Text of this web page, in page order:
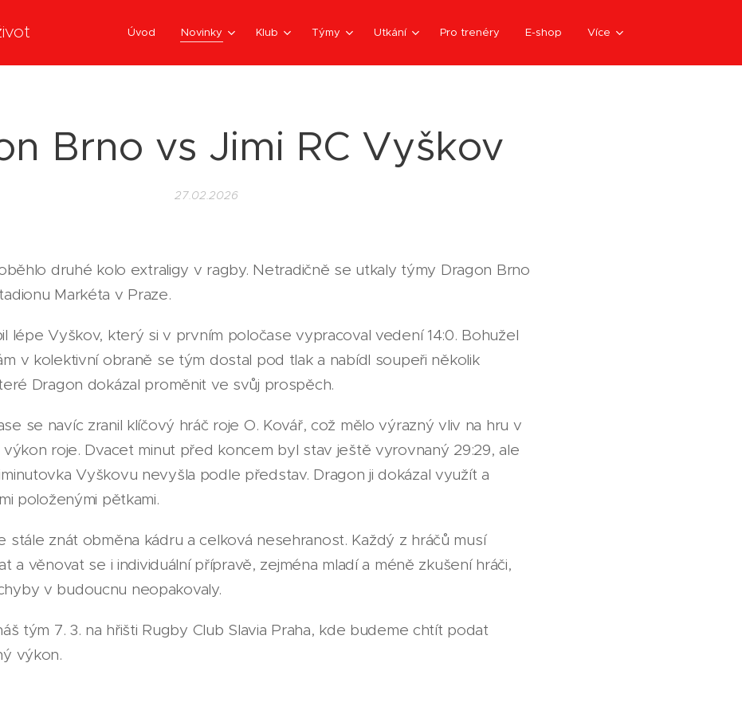
Úvod Novinky Klub Týmy Utkání Pro trenéry E-shop Více
Brno vs Jimi RC Vyškov
27.02.2026
druhé kolo extraligy v ragby. Netradičně se utkaly týmy Dragon Brno
Markéta v Praze.
lépe Vyškov, který si v prvním poločase vypracoval vedení 14:0. Bohužel
v kolektivní obraně se tým dostal pod tlak a nabídl soupeři několik
Dragon dokázal proměnit ve svůj prospěch.
se navíc zranil klíčový hráč roje O. Kovář, což mělo výrazný vliv na hru v
roje. Dvacet minut před koncem byl stav ještě vyrovnaný 29:29, ale
Vyškovu nevyšla podle představ. Dragon ji dokázal využít a
položenými pětkami.
stále znát obměna kádru a celková nesehranost. Každý z hráčů musí
a věnovat se i individuální přípravě, zejména mladí a méně zkušení hráči,
v budoucnu neopakovaly.
tým 7. 3. na hřišti Rugby Club Slavia Praha, kde budeme chtít podat
výkon.